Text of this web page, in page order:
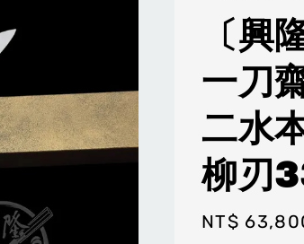
〔興
一刀
二水
柳刃
Regular
NT$